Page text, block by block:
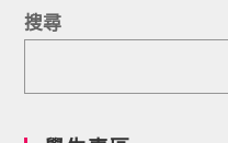
搜尋